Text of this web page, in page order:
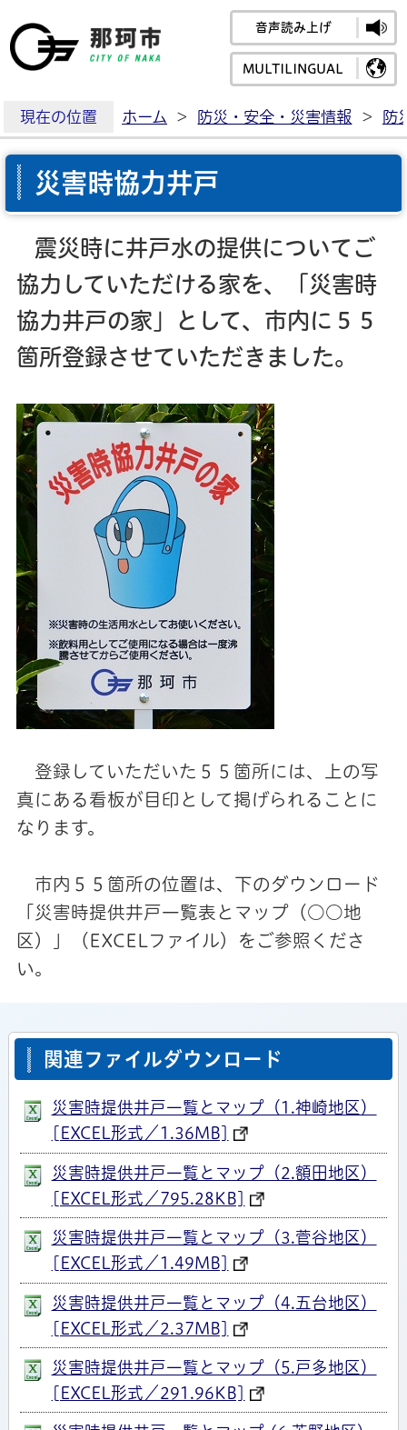
那珂市公式ホームペ
音声読み上げ
MULTILINGUAL
現在の位置 ホーム > 防災・安全・災害情報 > 防
災害時協力井戸
震災時に井戸水の提供についてご
協力していただける家を、「災害時
協力井戸の家」として、市内に５５
箇所登録させていただきました。
登録していただいた５５箇所には、上の写
真にある看板が目印として掲げられることに
なります。
市内５５箇所の位置は、下のダウンロード
「災害時提供井戸一覧表とマップ（○○地
区）」（EXCELファイル）をご参照くださ
い。
関連ファイルダウンロード
災害時提供井戸一覧とマップ（1.神崎地区）
[EXCEL形式／1.36MB]
災害時提供井戸一覧とマップ（2.額田地区）
[EXCEL形式／795.28KB]
災害時提供井戸一覧とマップ（3.菅谷地区）
[EXCEL形式／1.49MB]
災害時提供井戸一覧とマップ（4.五台地区）
[EXCEL形式／2.37MB]
災害時提供井戸一覧とマップ（5.戸多地区）
[EXCEL形式／291.96KB]